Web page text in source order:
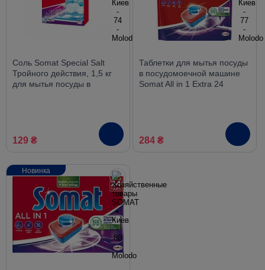
Соль Somat Special Salt
Тройного действия, 1,5 кг
для мытья посуды в
129 ₴
Таблетки для мытья посуды
в посудомоечной машине
Somat All in 1 Extra 24
284 ₴
Новинка